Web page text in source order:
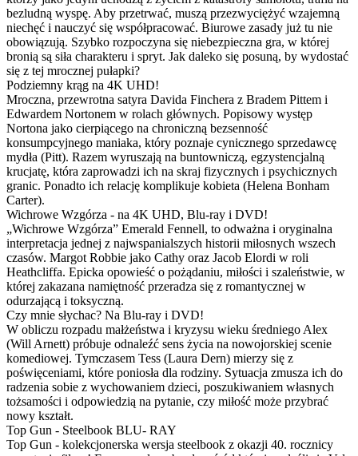
bezludną wyspę. Aby przetrwać, muszą przezwyciężyć wzajemną
niechęć i nauczyć się współpracować. Biurowe zasady już tu nie
obowiązują. Szybko rozpoczyna się niebezpieczna gra, w której
bronią są siła charakteru i spryt. Jak daleko się posuną, by wydostać
się z tej mrocznej pułapki?
Podziemny krąg na 4K UHD!
Mroczna, przewrotna satyra Davida Finchera z Bradem Pittem i
Edwardem Nortonem w rolach głównych. Popisowy występ
Nortona jako cierpiącego na chroniczną bezsenność
konsumpcyjnego maniaka, który poznaje cynicznego sprzedawcę
mydła (Pitt). Razem wyruszają na buntowniczą, egzystencjalną
krucjatę, która zaprowadzi ich na skraj fizycznych i psychicznych
granic. Ponadto ich relację komplikuje kobieta (Helena Bonham
Carter).
Wichrowe Wzgórza - na 4K UHD, Blu-ray i DVD!
„Wichrowe Wzgórza” Emerald Fennell, to odważna i oryginalna
interpretacja jednej z najwspanialszych historii miłosnych wszech
czasów. Margot Robbie jako Cathy oraz Jacob Elordi w roli
Heathcliffa. Epicka opowieść o pożądaniu, miłości i szaleństwie, w
której zakazana namiętność przeradza się z romantycznej w
odurzającą i toksyczną.
Czy mnie słychac? Na Blu-ray i DVD!
W obliczu rozpadu małżeństwa i kryzysu wieku średniego Alex
(Will Arnett) próbuje odnaleźć sens życia na nowojorskiej scenie
komediowej. Tymczasem Tess (Laura Dern) mierzy się z
poświęceniami, które poniosła dla rodziny. Sytuacja zmusza ich do
radzenia sobie z wychowaniem dzieci, poszukiwaniem własnych
tożsamości i odpowiedzią na pytanie, czy miłość może przybrać
nowy kształt.
Top Gun - Steelbook BLU- RAY
Top Gun - kolekcjonerska wersja steelbook z okazji 40. rocznicy